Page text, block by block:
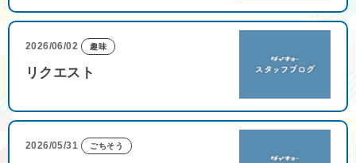
2026/06/02 趣味
リクエスト
2026/05/31 ごちそう